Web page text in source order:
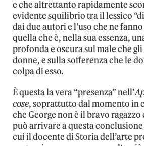
e che altrettanto rapidamente
evidente squilibrio tra il lessico
dai due autori e l’uso che ne
quella che è, nella sua essenza,
profonda e oscura sul male che
donne, e sulla sofferenza che le
colpa di esso.
È questa la vera “presenza” nell’
cose, soprattutto dal momento in
che George non è il bravo ragazzo
può arrivare a questa
cui il docente di Storia dell’arte